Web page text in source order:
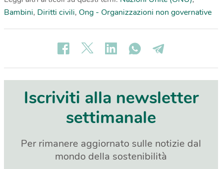
Bambini, Diritti civili, Ong - Organizzazioni non governative
Iscriviti alla newsletter
settimanale
Per rimanere aggiornato sulle notizie dal
mondo della sostenibilità